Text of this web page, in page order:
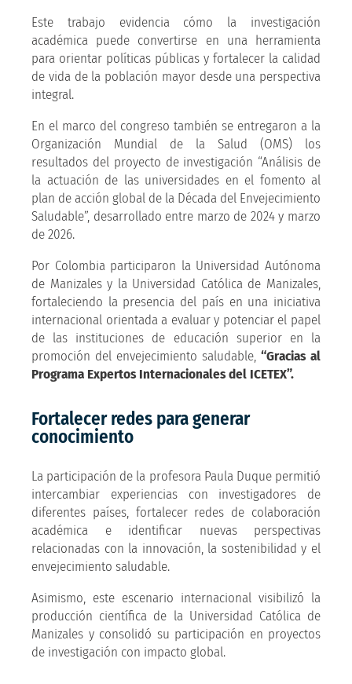
Este trabajo evidencia cómo la investigación
académica puede convertirse en una herramienta
para orientar políticas públicas y fortalecer la calidad
de vida de la población mayor desde una perspectiva
integral.
En el marco del congreso también se entregaron a la
Organización Mundial de la Salud (OMS) los
resultados del proyecto de investigación “Análisis de
la actuación de las universidades en el fomento al
plan de acción global de la Década del Envejecimiento
Saludable”, desarrollado entre marzo de 2024 y marzo
de 2026.
Por Colombia participaron la Universidad Autónoma
de Manizales y la Universidad Católica de Manizales,
fortaleciendo la presencia del país en una iniciativa
internacional orientada a evaluar y potenciar el papel
de las instituciones de educación superior en la
promoción del envejecimiento saludable, “Gracias al
Programa Expertos Internacionales del ICETEX”.
Fortalecer redes para generar
conocimiento
La participación de la profesora Paula Duque permitió
intercambiar experiencias con investigadores de
diferentes países, fortalecer redes de colaboración
académica e identificar nuevas perspectivas
relacionadas con la innovación, la sostenibilidad y el
envejecimiento saludable.
Asimismo, este escenario internacional visibilizó la
producción científica de la Universidad Católica de
Manizales y consolidó su participación en proyectos
de investigación con impacto global.